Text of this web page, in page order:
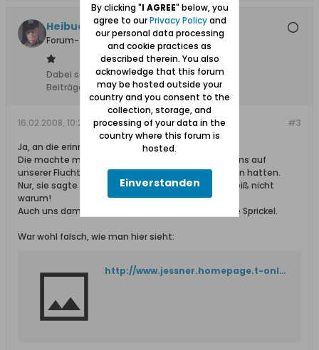
Heibuder
Forum-Teilnehmer
Dabei seit:
10.02.2008
Beiträge:
751
#3
16.02.2008, 10:25
Ja, an die erinnere mich sehr gut.
Die machte meine Mutter sehr oft, nachdem wir uns auf
unserer Flucht endlich im Sauerland niedergelassen hatten.
Nur, sie sagte immer
Sprickelstatt Spirkel? Ich weiß nicht
warum!
Auch uns damals dünne magere Kinder nannte sie Sprickel.
War wohl falsch, wie man hier sieht:
http://www.jessner.homepage.t-online.de/dzgwort.htm
By clicking "I AGREE" below, you
agree to ourPrivacy Policyand
our personal data processing
and cookie practices as
described therein. You also
acknowledge that this forum
may be hosted outside your
country and you consent to the
collection, storage, and
processing of your data in the
country where this forum is
hosted.
Einverstanden